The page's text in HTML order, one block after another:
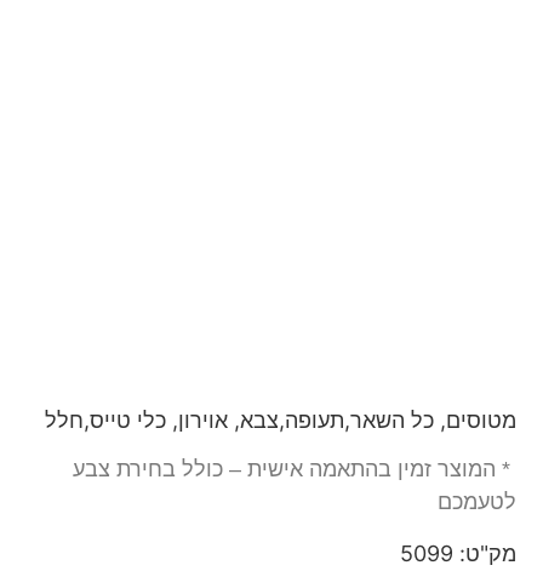
מטוסים, כל השאר,תעופה,צבא, אוירון, כלי טייס,חלל
* המוצר זמין בהתאמה אישית – כולל בחירת צבע
לטעמכם
מק"ט: 5099